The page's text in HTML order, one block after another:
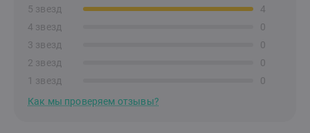
Как мы проверяем отзывы?
5 звезд
4
4 звезд
0
3 звезд
0
2 звезд
0
1 звезд
0